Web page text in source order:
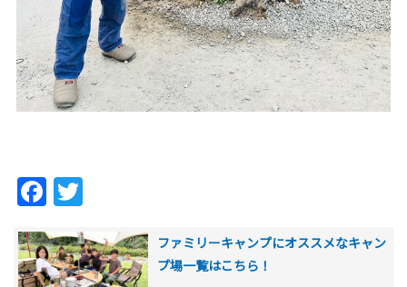
Facebook
ファミリーキャンプにオススメなキャン
プ場一覧はこちら！